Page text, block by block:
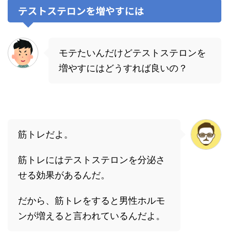
テストステロンを増やすには
モテたいんだけどテストステロンを
増やすにはどうすれば良いの？
筋トレだよ。
筋トレにはテストステロンを分泌さ
せる効果があるんだ。
だから、筋トレをすると男性ホルモ
ンが増えると言われているんだよ。